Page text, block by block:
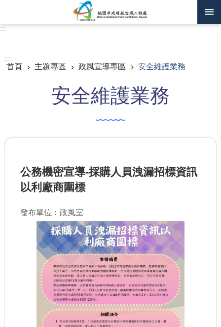
業務資訊
政府公開資訊
便民服務
:::
:::
首頁
主題專區 政風宣導專區 安全維護業務
安全維護業務
公務機密宣導-採購人員洩漏招標資訊
以利廠商圍標
發布單位：政風室